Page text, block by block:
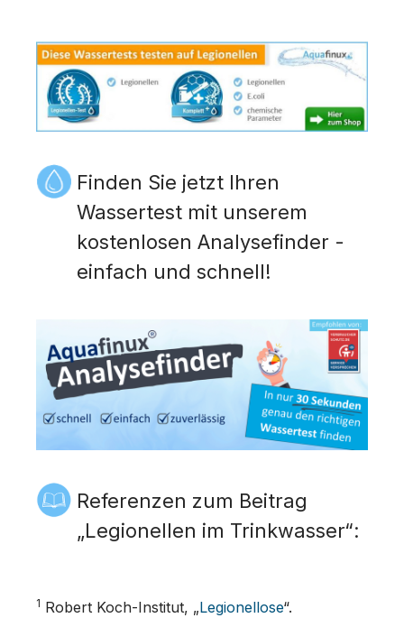
Finden Sie jetzt Ihren
Wassertest mit unserem
kostenlosen Analysefinder -
einfach und schnell!
Referenzen zum Beitrag
„Legionellen im Trinkwasser“:
1 Robert Koch-Institut, „Legionellose“.